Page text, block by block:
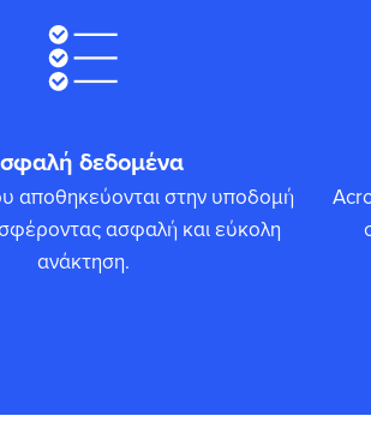
δεδομένα
αποθηκεύονται στην υποδομή
ασφαλή και εύκολη
ανάκτηση.